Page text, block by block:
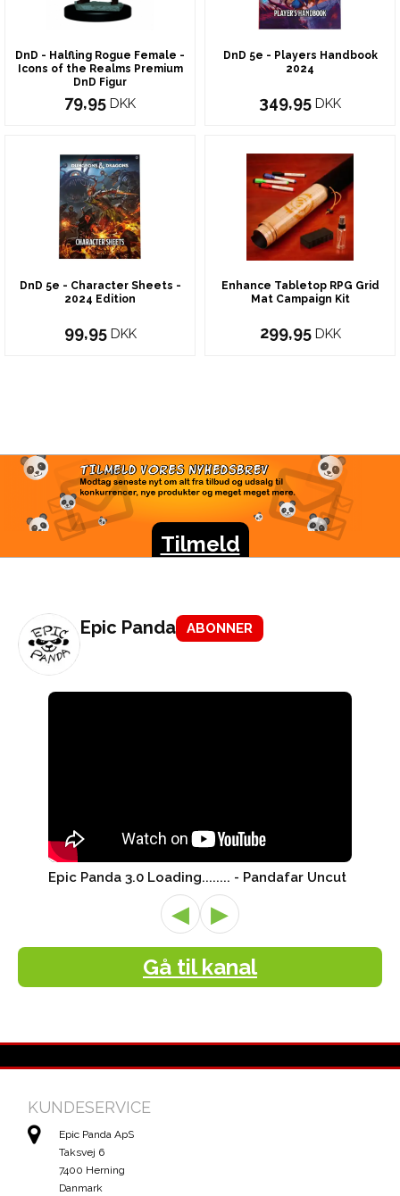
DnD - Halfling Rogue Female -
Icons of the Realms Premium
DnD Figur
79,95 DKK
DnD 5e - Players Handbook
2024
349,95 DKK
DnD 5e - Character Sheets -
2024 Edition
99,95 DKK
Enhance Tabletop RPG Grid
Mat Campaign Kit
299,95 DKK
TILMELD VORES
NYHEDSBREV
Modtag seneste nyt om alt fra tilbud og udsalg til
konkurrencer, nye produkter og meget meget mere.
Tilmeld
Epic Panda ABONNER
Epic Panda 3.0 Loading........ - Pandafar Uncut
◀ ▶
Gå til kanal
KUNDESERVICE
Epic Panda ApS
Taksvej 6
7400 Herning
Danmark